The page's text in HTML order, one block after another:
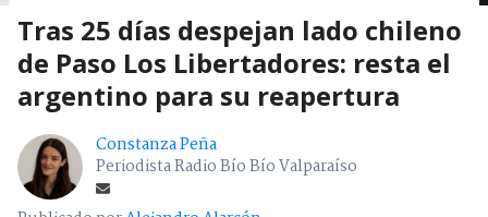
Tras 25 días despejan lado chileno
de Paso Los Libertadores: resta el
argentino para su reapertura
Constanza Peña
Periodista Radio Bío Bío Valparaíso